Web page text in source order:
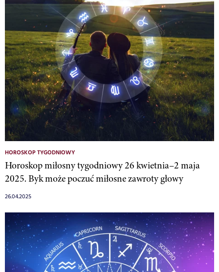
HOROSKOP TYGODNIOWY
Horoskop miłosny tygodniowy 26 kwietnia–2 maja
2025. Byk może poczuć miłosne zawroty głowy
26.04.2025